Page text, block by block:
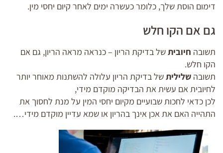
דימום הוסת שלך, כלומר כעשרה ימים לאחר קיום יחסי מין.
גם אם הקו חלש
תשובה חיוביתשל בדיקת הריון – כנראה מראה הריון, גם אם
הקו חלש.
תשובה שליליתשל בדיקת הריון עלולה להשתנות מאוחר יותר
לחיובית אם עשית את הבדיקה מוקדם מידי,
לכן כדאי לחכות שבועיים מקיום יחסי המין על מנת לחסוך את
התהייה האם את אכן אינך בהריון או שמא עדיין מוקדם מידי….